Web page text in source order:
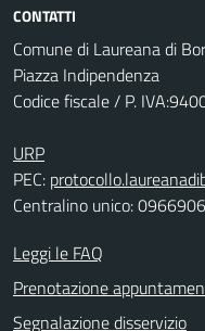
CONTATTI
Comune di Laureana di
Piazza Indipendenza
Codice fiscale / P.
URP
PEC:
Centralino unico:
Leggi le FAQ
Prenotazione
Segnalazione disservizio